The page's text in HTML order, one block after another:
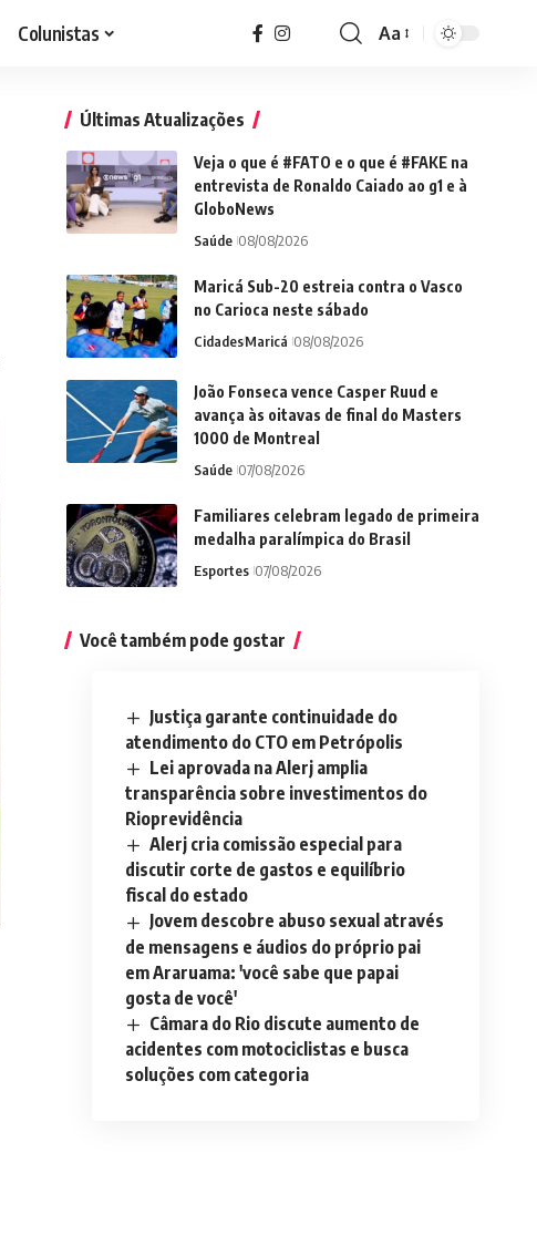
Colunistas
Font
Aa
Últimas Atualizações
Veja o que é #FATO e o que é #FAKE na
entrevista de Ronaldo Caiado ao g1 e à
GloboNews
Saúde 08/08/2026
Maricá Sub-20 estreia contra o Vasco
no Carioca neste sábado
CidadesMaricá 08/08/2026
João Fonseca vence Casper Ruud e
avança às oitavas de final do Masters
1000 de Montreal
Saúde 07/08/2026
Familiares celebram legado de primeira
medalha paralímpica do Brasil
Esportes 07/08/2026
Você também pode gostar
Justiça garante continuidade do
atendimento do CTO em Petrópolis
Lei aprovada na Alerj amplia
transparência sobre investimentos do
Rioprevidência
Alerj cria comissão especial para
discutir corte de gastos e equilíbrio
fiscal do estado
Jovem descobre abuso sexual através
de mensagens e áudios do próprio pai
em Araruama: 'você sabe que papai
gosta de você'
Câmara do Rio discute aumento de
acidentes com motociclistas e busca
soluções com categoria